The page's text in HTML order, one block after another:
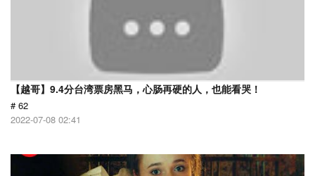
【越哥】9.4分台湾票房黑马，心肠再硬的人，也能看哭！
# 62
2022-07-08 02:41